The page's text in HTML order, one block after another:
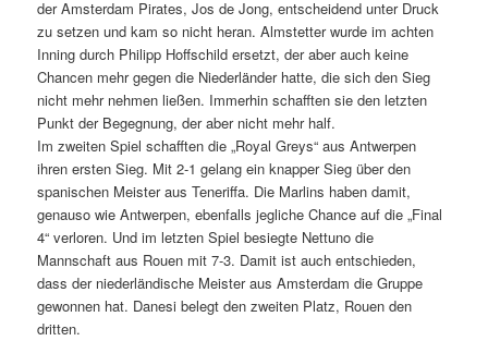
der Amsterdam Pirates, Jos de Jong, entscheidend unter Druck
zu setzen und kam so nicht heran. Almstetter wurde im achten
Inning durch Philipp Hoffschild ersetzt, der aber auch keine
Chancen mehr gegen die Niederländer hatte, die sich den Sieg
nicht mehr nehmen ließen. Immerhin schafften sie den letzten
Punkt der Begegnung, der aber nicht mehr half.
Im zweiten Spiel schafften die „Royal Greys“ aus Antwerpen
ihren ersten Sieg. Mit 2-1 gelang ein knapper Sieg über den
spanischen Meister aus Teneriffa. Die Marlins haben damit,
genauso wie Antwerpen, ebenfalls jegliche Chance auf die „Final
4“ verloren. Und im letzten Spiel besiegte Nettuno die
Mannschaft aus Rouen mit 7-3. Damit ist auch entschieden,
dass der niederländische Meister aus Amsterdam die Gruppe
gewonnen hat. Danesi belegt den zweiten Platz, Rouen den
dritten.